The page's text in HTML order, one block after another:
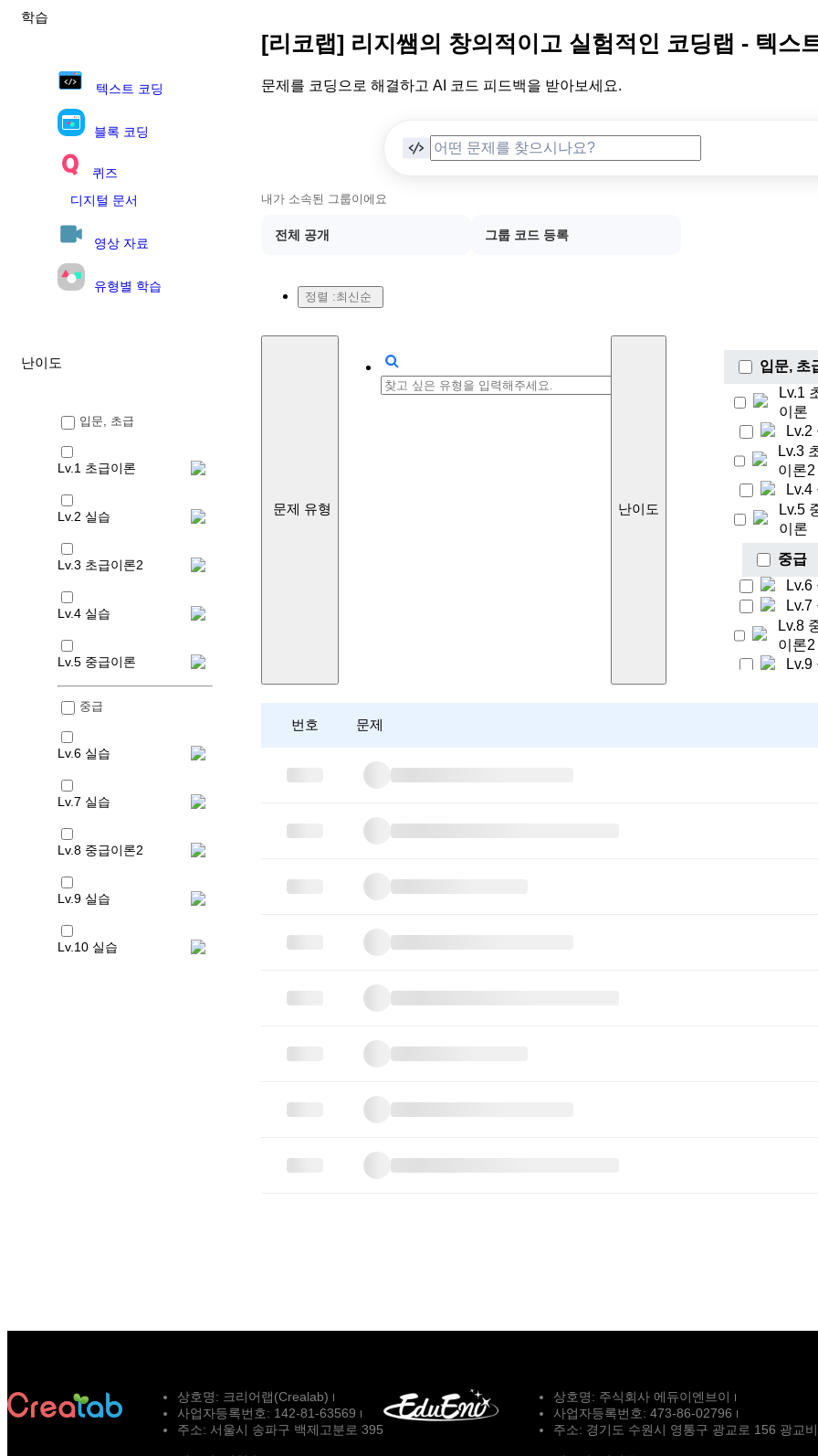
학습
텍스트 코딩
블록 코딩
퀴즈
디지털 문서
영상 자료
유형별 학습
난이도
입문, 초급
Lv.1 초급이론
Lv.2 실습
Lv.3 초급이론2
Lv.4 실습
Lv.5 중급이론
중급
Lv.6 실습
Lv.7 실습
Lv.8 중급이론2
Lv.9 실습
Lv.10 실습
[리코랩] 리지쌤의 창의적이고 실험적인 코딩랩 - 텍스
문제를 코딩으로 해결하고 AI 코드 피드백을 받아보세요.
내가 소속된 그룹이에요
전체 공개 그룹 코드 등록
정렬 :최신순
문제 유형 난이도
입문, 초
Lv.1
이론
Lv.2
Lv.3
이론2
Lv.4
Lv.5
이론
중급
Lv.6
Lv.7
Lv.8
이론2
Lv.9
번호 문제
상호명: 크리어랩(Crealab)
사업자등록번호: 142-81-63569
주소: 서울시 송파구 백제고분로 395
상호명: 주식회사 에듀이엔브이
사업자등록번호: 473-86-02796
주소: 경기도 수원시 영통구 광교로 156 광교